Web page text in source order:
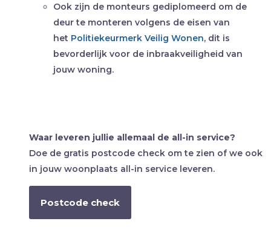
Ook zijn de monteurs gediplomeerd om de
deur te monteren volgens de eisen van
het Politiekeurmerk Veilig Wonen, dit is
bevorderlijk voor de inbraakveiligheid van
jouw woning.
Waar leveren jullie allemaal de all-in service?
Doe de gratis postcode check om te zien of we ook
in jouw woonplaats all-in service leveren.
Postcode check